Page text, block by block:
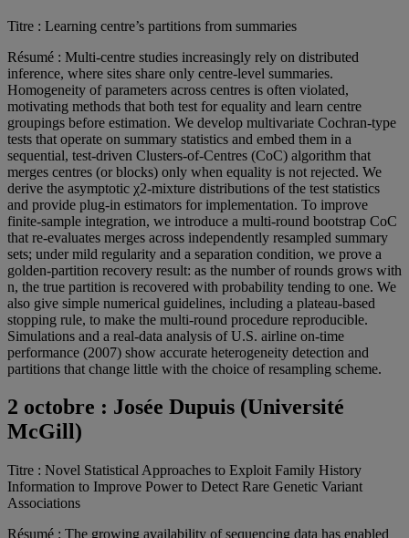
Titre : Learning centre’s partitions from summaries
Résumé : Multi-centre studies increasingly rely on distributed
inference, where sites share only centre-level summaries.
Homogeneity of parameters across centres is often violated,
motivating methods that both test for equality and learn centre
groupings before estimation. We develop multivariate Cochran-type
tests that operate on summary statistics and embed them in a
sequential, test-driven Clusters-of-Centres (CoC) algorithm that
merges centres (or blocks) only when equality is not rejected. We
derive the asymptotic χ2-mixture distributions of the test statistics
and provide plug-in estimators for implementation. To improve
finite-sample integration, we introduce a multi-round bootstrap CoC
that re-evaluates merges across independently resampled summary
sets; under mild regularity and a separation condition, we prove a
golden-partition recovery result: as the number of rounds grows with
n, the true partition is recovered with probability tending to one. We
also give simple numerical guidelines, including a plateau-based
stopping rule, to make the multi-round procedure reproducible.
Simulations and a real-data analysis of U.S. airline on-time
performance (2007) show accurate heterogeneity detection and
partitions that change little with the choice of resampling scheme.
2 octobre : Josée Dupuis (Université
McGill)
Titre : Novel Statistical Approaches to Exploit Family History
Information to Improve Power to Detect Rare Genetic Variant
Associations
Résumé : The growing availability of sequencing data has enabled